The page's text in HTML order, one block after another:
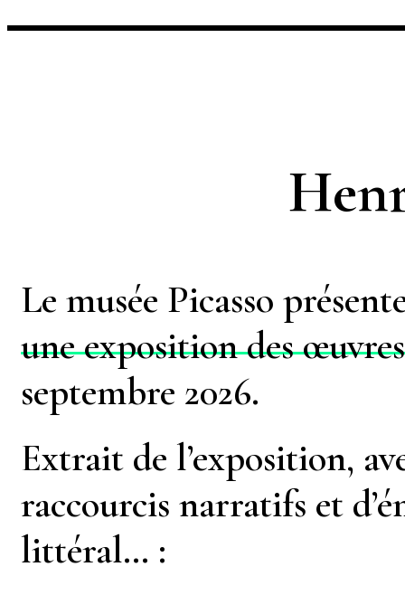
Le musée Picasso
une exposition des
septembre 2026.
Extrait de l’exposition,
raccourcis narratifs et
littéral… :